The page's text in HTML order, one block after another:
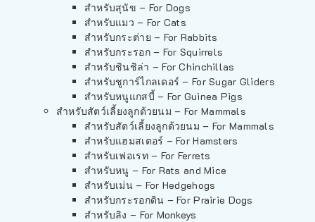
สำหรับสุนัข – For Dogs
สำหรับแมว – For Cats
สำหรับกระต่าย – For Rabbits
สำหรับกระรอก – For Squirrels
สำหรับชินชิล่า – For Chinchillas
สำหรับชูการ์ไกลเดอร์ – For Sugar Gliders
สำหรับหนูแกสบี้ – For Guinea Pigs
สำหรับสัตว์เลี้ยงลูกด้วยนม – For Mammals
สำหรับสัตว์เลี้ยงลูกด้วยนม – For Mammals
สำหรับแฮมสเตอร์ – For Hamsters
สำหรับเฟอเรท – For Ferrets
สำหรับหนู – For Rats and Mice
สำหรับเม่น – For Hedgehogs
สำหรับกระรอกดิน – For Prairie Dogs
สำหรับลิง – For Monkeys